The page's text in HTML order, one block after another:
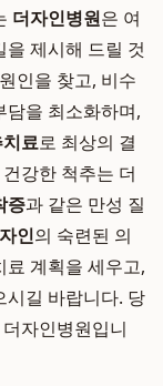
더자인병원은 여
제시해 드릴 것
인을 찾고, 비수
담을 최소화하며,
료로 최상의 결
강한 척추는 더
증과 같은 만성 질
인의 숙련된 의
계획을 세우고,
시길 바랍니다. 당
자인병원입니